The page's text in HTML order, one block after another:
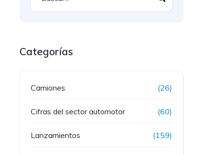
Categorías
Camiones (26)
Cifras del sector automotor (60)
Lanzamientos (159)